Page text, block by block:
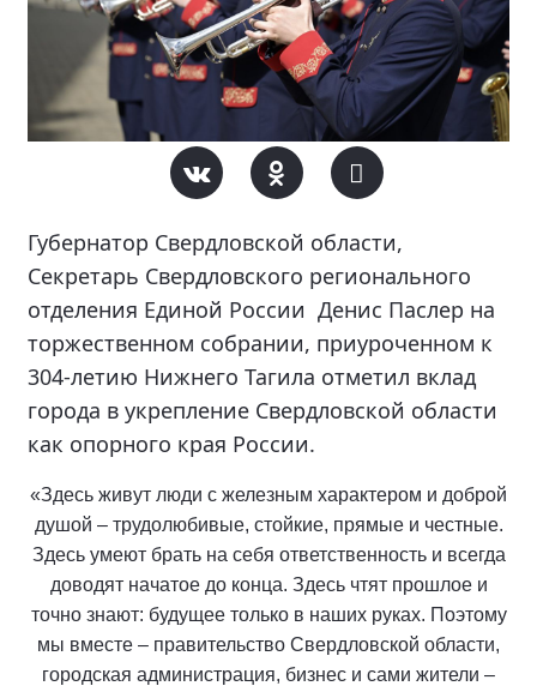
Губернатор Свердловской области,
Секретарь Свердловского регионального
отделения Единой России Денис Паслер на
торжественном собрании, приуроченном к
304-летию Нижнего Тагила отметил вклад
города в укрепление Свердловской области
как опорного края России.
«Здесь живут люди с железным характером и доброй
душой – трудолюбивые, стойкие, прямые и честные.
Здесь умеют брать на себя ответственность и всегда
доводят начатое до конца. Здесь чтят прошлое и
точно знают: будущее только в наших руках. Поэтому
мы вместе – правительство Свердловской области,
городская администрация, бизнес и сами жители –